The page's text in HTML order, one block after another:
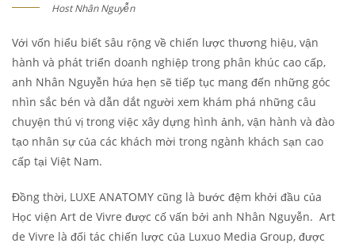
Host Nhân Nguyễn
Với vốn hiểu biết sâu rộng về chiến lược thương hiệu, vận
hành và phát triển doanh nghiệp trong phân khúc cao cấp,
anh Nhân Nguyễn hứa hẹn sẽ tiếp tục mang đến những góc
nhìn sắc bén và dẫn dắt người xem khám phá những câu
chuyện thú vị trong việc xây dựng hình ảnh, vận hành và đào
tạo nhân sự của các khách mời trong ngành khách sạn cao
cấp tại Việt Nam.
Đồng thời, LUXE ANATOMY cũng là bước đệm khởi đầu của
Học viện Art de Vivre được cố vấn bởi anh Nhân Nguyễn. Art
de Vivre là đối tác chiến lược của Luxuo Media Group, được